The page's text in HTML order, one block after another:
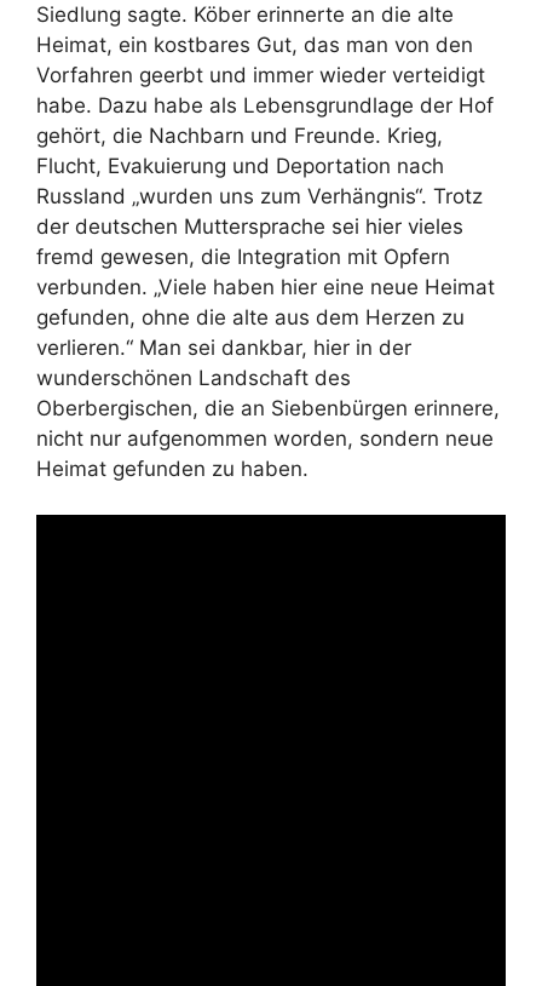
Siedlung sagte. Köber erinnerte an die alte
Heimat, ein kostbares Gut, das man von den
Vorfahren geerbt und immer wieder verteidigt
habe. Dazu habe als Lebensgrundlage der Hof
gehört, die Nachbarn und Freunde. Krieg,
Flucht, Evakuierung und Deportation nach
Russland „wurden uns zum Verhängnis“. Trotz
der deutschen Muttersprache sei hier vieles
fremd gewesen, die Integration mit Opfern
verbunden. „Viele haben hier eine neue Heimat
gefunden, ohne die alte aus dem Herzen zu
verlieren.“ Man sei dankbar, hier in der
wunderschönen Landschaft des
Oberbergischen, die an Siebenbürgen erinnere,
nicht nur aufgenommen worden, sondern neue
Heimat gefunden zu haben.